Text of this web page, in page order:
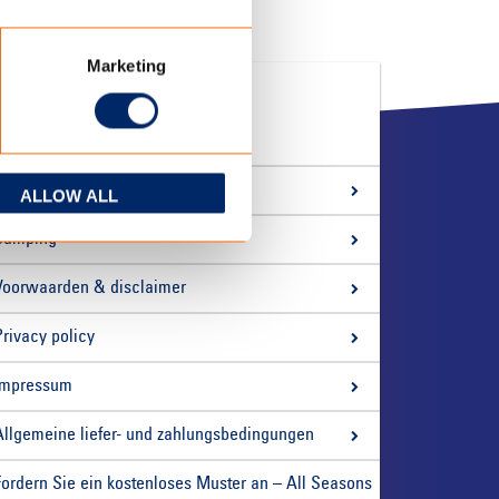
Marketing
ALLOW ALL
QUICK LINKS
Über uns
& disclaimer
policy
Impressum
liefer- und zahlungsbedingungen
Sie ein kostenloses Muster an – All Seasons